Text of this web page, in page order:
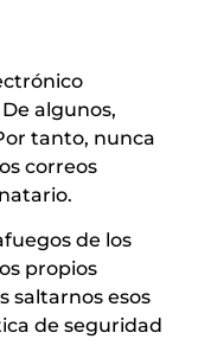
algunos,
tanto, nunca
correos
de los
propios
saltarnos esos
de seguridad